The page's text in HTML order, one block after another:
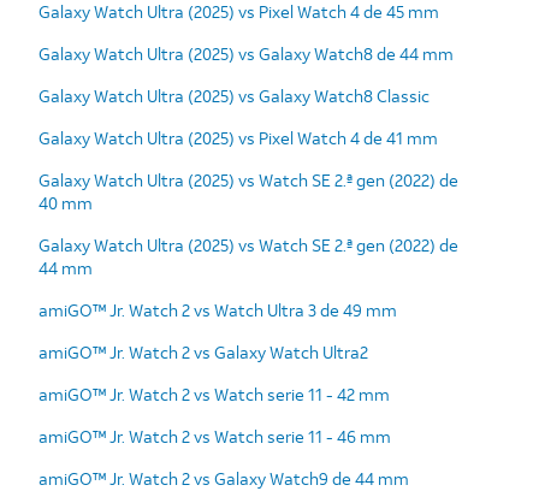
Galaxy Watch Ultra (2025) vs Pixel Watch 4 de 45 mm
Galaxy Watch Ultra (2025) vs Galaxy Watch8 de 44 mm
Galaxy Watch Ultra (2025) vs Galaxy Watch8 Classic
Galaxy Watch Ultra (2025) vs Pixel Watch 4 de 41 mm
Galaxy Watch Ultra (2025) vs Watch SE 2.ª gen (2022) de
40 mm
Galaxy Watch Ultra (2025) vs Watch SE 2.ª gen (2022) de
44 mm
amiGO™ Jr. Watch 2 vs Watch Ultra 3 de 49 mm
amiGO™ Jr. Watch 2 vs Galaxy Watch Ultra2
amiGO™ Jr. Watch 2 vs Watch serie 11 - 42 mm
amiGO™ Jr. Watch 2 vs Watch serie 11 - 46 mm
amiGO™ Jr. Watch 2 vs Galaxy Watch9 de 44 mm